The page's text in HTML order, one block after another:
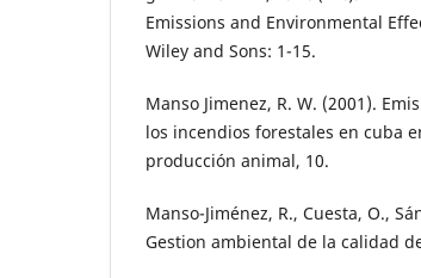
Emissions and Environmental
Wiley and Sons: 1-15.
Manso Jimenez, R. W. (2001).
los incendios forestales en cuba
producción animal, 10.
Manso-Jiménez, R., Cuesta, O.,
Gestion ambiental de la calidad